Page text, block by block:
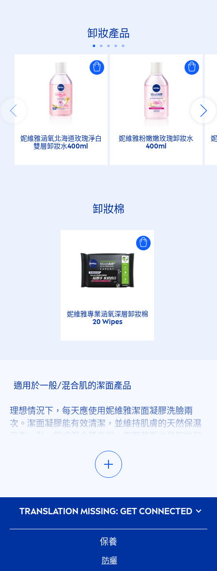
卸妝產品
妮維雅涵氧北海道玫瑰淨白
雙層卸妝水400ml
妮維雅粉嫩嫩玫瑰卸妝水
400ml
卸妝棉
妮維雅專業涵氧深層卸妝棉
20 Wipes
適用於一般/混合肌的潔面產品
理想情況下，每天應使用妮維雅潔面凝膠洗臉兩
次。潔面凝膠能有效清潔，並維持肌膚的天然保濕
清潔的不錯選擇。輕柔的泡沫帶一股清新淡雅的香
氣，易於使用，肌膚洗後也有滋潤感。如果你偏向
混合肌，深層清潔磨砂膏是你每天洗臉的最佳選
衡狀態。去角質微粒能清潔毛孔，長期使用有助於
淡化斑點，還能有效預防新斑點生成。
乾肌/敏感肌的臉部清潔
溫和清潔對乾性和敏感肌來說至關重要。你的潔面
保養
防曬
᠎TRANSLATION MISSING: GET CONNECTED